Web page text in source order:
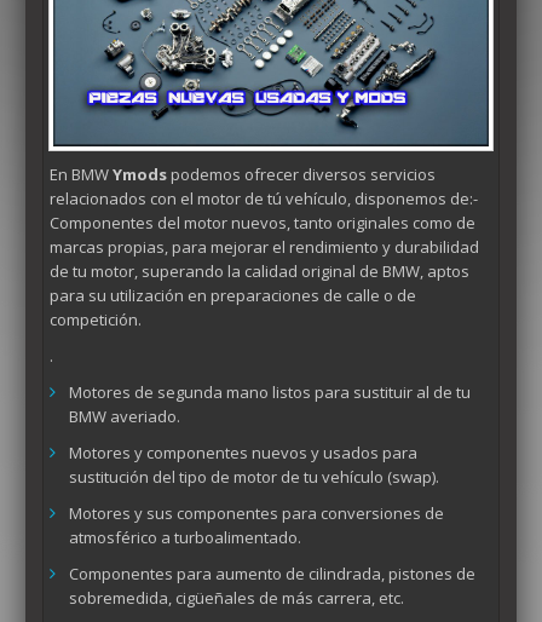
En BMWYmods podemos ofrecer diversos servicios
relacionados con el motor de tú vehículo, disponemos de:-
Componentes del motor nuevos, tanto originales como de
marcas propias, para mejorar el rendimiento y durabilidad
de tu motor, superando la calidad original de BMW, aptos
para su utilización en preparaciones de calle o de
competición.
.
Motores de segunda mano listos para sustituir al de tu
BMW averiado.
Motores y componentes nuevos y usados para
sustitución del tipo de motor de tu vehículo (swap).
Motores y sus componentes para conversiones de
atmosférico a turboalimentado.
Componentes para aumento de cilindrada, pistones de
sobremedida, cigüeñales de más carrera, etc.